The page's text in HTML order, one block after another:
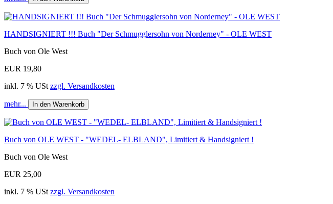
HANDSIGNIERT !!! Buch "Der Schmugglersohn von Norderney" - OLE WEST
Buch von Ole West
EUR 19,80
inkl. 7 % USt zzgl. Versandkosten
mehr... In den Warenkorb
Buch von OLE WEST - "WEDEL- ELBLAND", Limitiert & Handsigniert !
Buch von Ole West
EUR 25,00
inkl. 7 % USt zzgl. Versandkosten